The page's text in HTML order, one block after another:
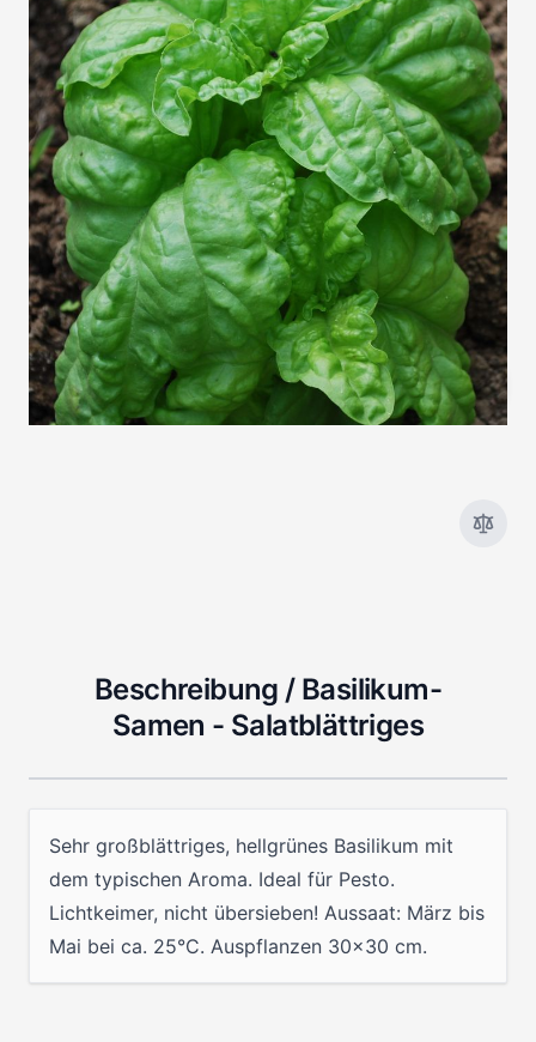
Sehr großblättriges, hellgrünes Basilikum mit dem
typischen Aroma. Ideal für Pesto. Lichtkeimer, nicht
übersieben!
Auf Lager
SKU 2927
3,20 €
Menge
Beschreibung / Basilikum-
Samen - Salatblättriges
Sehr großblättriges, hellgrünes Basilikum mit
dem typischen Aroma. Ideal für Pesto.
Lichtkeimer, nicht übersieben! Aussaat: März bis
Mai bei ca. 25°C. Auspflanzen 30x30 cm.